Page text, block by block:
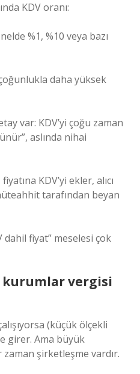
KDV oranı:
%1, %10 veya bazı
daha yüksek
var: KDV’yi çoğu zaman
aslında nihai
KDV’yi ekler, alıcı
tarafından beyan
dahil fiyat” meselesi çok
kurumlar vergisi
(küçük ölçekli
girer. Ama büyük
şirketleşme vardır.